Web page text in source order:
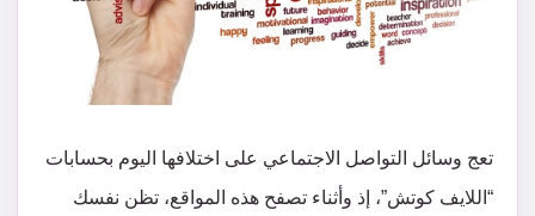
تعج وسائل التواصل الاجتماعي على اختلافها اليوم بحسابات
“اللايف كوتش”، إذ وأثناء تصفح هذه المواقع، تظن نفسك